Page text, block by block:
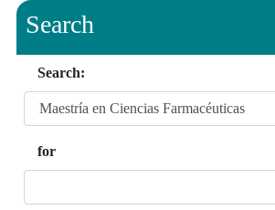
Search
Search:
for